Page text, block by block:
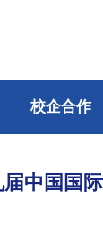
校企合作
中国国